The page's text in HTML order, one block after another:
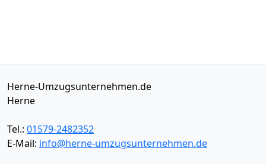
Herne-Umzugsunternehmen.de
Herne
Tel.: 01579-2482352
E-Mail: info@herne-umzugsunternehmen.de